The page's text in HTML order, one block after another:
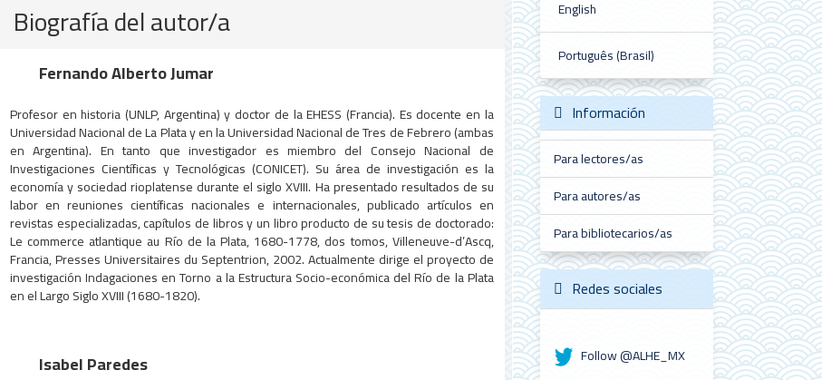
del
artículo
Biografía del autor/a
Fernando Alberto Jumar
Profesor en historia (UNLP, Argentina) y doctor de la EHESS (Francia). Es docente en la
Universidad Nacional de La Plata y en la Universidad Nacional de Tres de Febrero (ambas
en Argentina). En tanto que investigador es miembro del Consejo Nacional de
Investigaciones Científicas y Tecnológicas (CONICET). Su área de investigación es la
economía y sociedad rioplatense durante el siglo XVIII. Ha presentado resultados de su
labor en reuniones científicas nacionales e internacionales, publicado artículos en
revistas especializadas, capítulos de libros y un libro producto de su tesis de doctorado:
Le commerce atlantique au Río de la Plata, 1680-1778, dos tomos, Villeneuve-d’Ascq,
Francia, Presses Universitaires du Septentrion, 2002. Actualmente dirige el proyecto de
investigación Indagaciones en Torno a la Estructura Socio-económica del Río de la Plata
en el Largo Siglo XVIII (1680-1820).
Isabel Paredes
English
Português (Brasil)
Información
Para lectores/as
Para autores/as
Para bibliotecarios/as
Redes sociales
Follow @ALHE_MX